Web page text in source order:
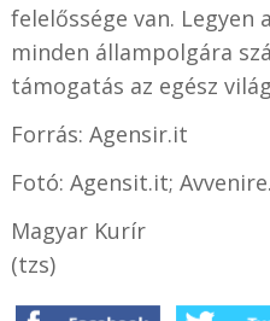
felelőssége van. Legyen
minden állampolgára
támogatás az egész
Forrás: Agensir.it
Fotó: Agensit.it;
Magyar Kurír
(tzs)